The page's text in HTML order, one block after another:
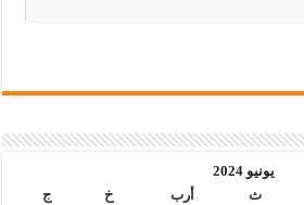
يونيو 2024
ث أرب خ
ج